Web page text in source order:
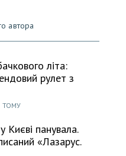
автора
літа:
рулет з
ТОМУ
Києві панувала.
«Лазарус.